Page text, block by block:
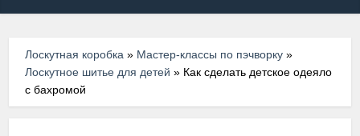
Лоскутная коробка » Мастер-классы по пэчворку »
Лоскутное шитье для детей » Как сделать детское одеяло
с бахромой